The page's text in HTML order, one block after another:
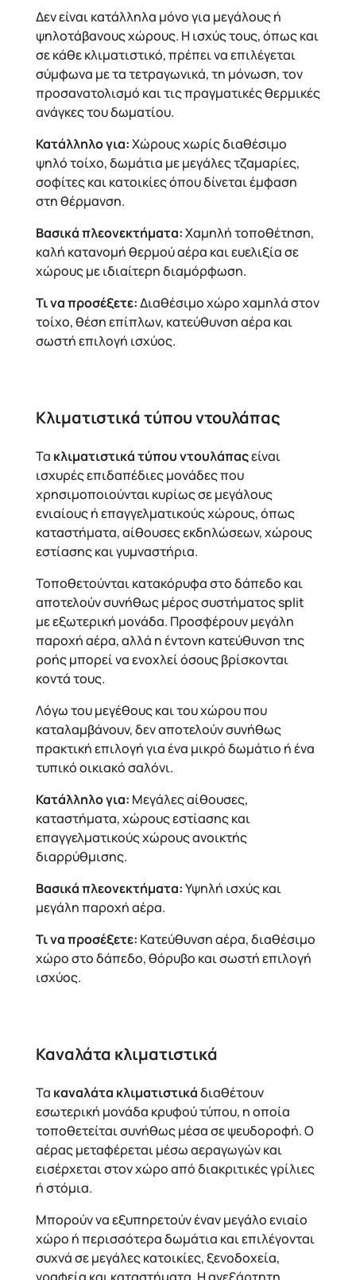
Δεν είναι κατάλληλα μόνο για μεγάλους ή
ψηλοτάβανους χώρους. Η ισχύς τους, όπως και
σε κάθε κλιματιστικό, πρέπει να επιλέγεται
σύμφωνα με τα τετραγωνικά, τη μόνωση, τον
προσανατολισμό και τις πραγματικές θερμικές
ανάγκες του δωματίου.
Κατάλληλο για:Χώρους χωρίς διαθέσιμο
ψηλό τοίχο, δωμάτια με μεγάλες τζαμαρίες,
σοφίτες και κατοικίες όπου δίνεται έμφαση
στη θέρμανση.
Βασικά πλεονεκτήματα:Χαμηλή τοποθέτηση,
καλή κατανομή θερμού αέρα και ευελιξία σε
χώρους με ιδιαίτερη διαμόρφωση.
Τι να προσέξετε:Διαθέσιμο χώρο χαμηλά στον
τοίχο, θέση επίπλων, κατεύθυνση αέρα και
σωστή επιλογή ισχύος.
Κλιματιστικά τύπου ντουλάπας
Τα κλιματιστικά τύπου ντουλάπαςείναι
ισχυρές επιδαπέδιες μονάδες που
χρησιμοποιούνται κυρίως σε μεγάλους
ενιαίους ή επαγγελματικούς χώρους, όπως
καταστήματα, αίθουσες εκδηλώσεων, χώρους
εστίασης και γυμναστήρια.
Τοποθετούνται κατακόρυφα στο δάπεδο και
αποτελούν συνήθως μέρος συστήματος split
με εξωτερική μονάδα. Προσφέρουν μεγάλη
παροχή αέρα, αλλά η έντονη κατεύθυνση της
ροής μπορεί να ενοχλεί όσους βρίσκονται
κοντά τους.
Λόγω του μεγέθους και του χώρου που
καταλαμβάνουν, δεν αποτελούν συνήθως
πρακτική επιλογή για ένα μικρό δωμάτιο ή ένα
τυπικό οικιακό σαλόνι.
Κατάλληλο για: Μεγάλες αίθουσες,
καταστήματα, χώρους εστίασης και
επαγγελματικούς χώρους ανοικτής
διαρρύθμισης.
Βασικά πλεονεκτήματα:Υψηλή ισχύς και
μεγάλη παροχή αέρα.
Τι να προσέξετε: Κατεύθυνση αέρα, διαθέσιμο
χώρο στο δάπεδο, θόρυβο και σωστή επιλογή
ισχύος.
Καναλάτα κλιματιστικά
Τα καναλάτα κλιματιστικάδιαθέτουν
εσωτερική μονάδα κρυφού τύπου, η οποία
τοποθετείται συνήθως μέσα σε ψευδοροφή. Ο
αέρας μεταφέρεται μέσω αεραγωγών και
εισέρχεται στον χώρο από διακριτικές γρίλιες
ή στόμια.
Μπορούν να εξυπηρετούν έναν μεγάλο ενιαίο
χώρο ή περισσότερα δωμάτια και επιλέγονται
συχνά σε μεγάλες κατοικίες, ξενοδοχεία,